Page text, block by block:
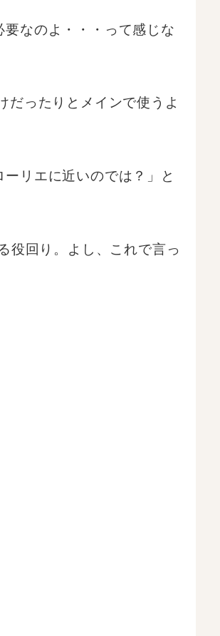
なのよ・・・って感じな
だったりとメインで使うよ
リエに近いのでは？」と
役回り。よし、これで言っ